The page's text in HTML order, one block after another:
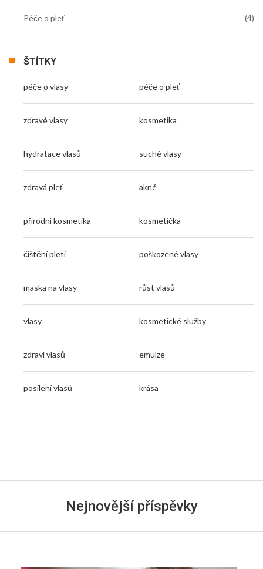
Péče o pleť (4)
ŠTÍTKY
péče o vlasy péče o pleť
zdravé vlasy kosmetika
hydratace vlasů suché vlasy
zdravá pleť akné
přírodní kosmetika kosmetička
čištění pleti poškozené vlasy
maska na vlasy růst vlasů
vlasy kosmetické služby
zdraví vlasů emulze
posílení vlasů krása
Nejnovější příspěvky